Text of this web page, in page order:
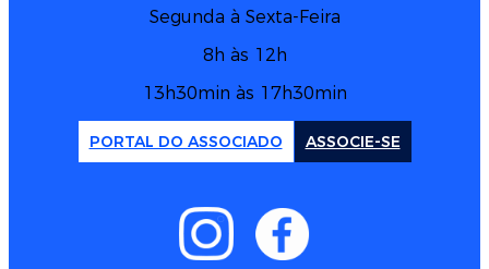
Segunda à Sexta-Feira
8h às 12h
13h30min às 17h30min
PORTAL DO ASSOCIADO ASSOCIE-SE